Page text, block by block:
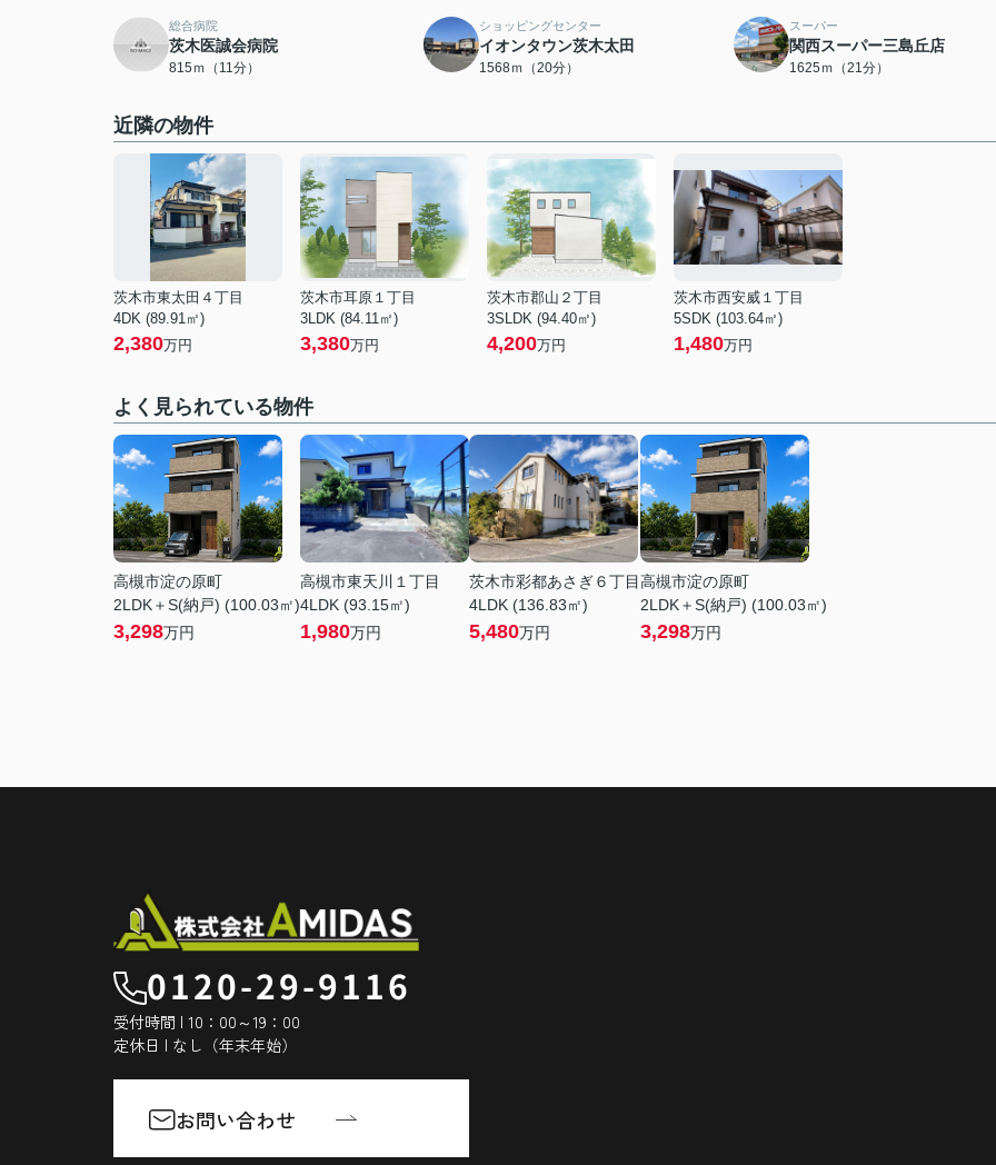
総合病院
茨木医誠会病院
815ｍ（11分）
ショッピングセンター
イオンタウン茨木太田
1568ｍ（20分）
スーパー
関西スーパー三島丘店
1625ｍ（21分）
近隣の物件
茨木市東太田４丁目
4DK (89.91㎡)
2,380万円
茨木市耳原１丁目
3LDK (84.11㎡)
3,380万円
茨木市郡山２丁目
3SLDK (94.40㎡)
4,200万円
茨木市西安威１丁目
5SDK (103.64㎡)
1,480万円
よく見られている物件
高槻市淀の原町
2LDK＋S(納戸) (100.03㎡)
3,298万円
高槻市東天川１丁目
4LDK (93.15㎡)
1,980万円
茨木市彩都あさぎ６丁目
4LDK (136.83㎡)
5,480万円
高槻市淀の原町
2LDK＋S(納戸) (100.03㎡)
3,298万円
0120-29-9116
受付時間 | 10：00～19：00
定休日 | なし（年末年始）
お問い合わせ